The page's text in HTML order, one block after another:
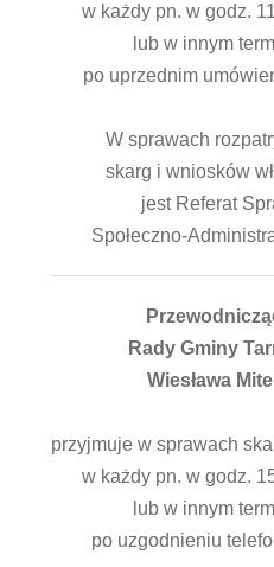
w każdy pn. w godz.
lub w innym
po uprzednim
W sprawach
skarg i wniosków
jest Referat
Społeczno-
Rady Gminy
Wiesława
przyjmuje w sprawach
w każdy pn. w godz.
lub w innym
po uzgodnieniu